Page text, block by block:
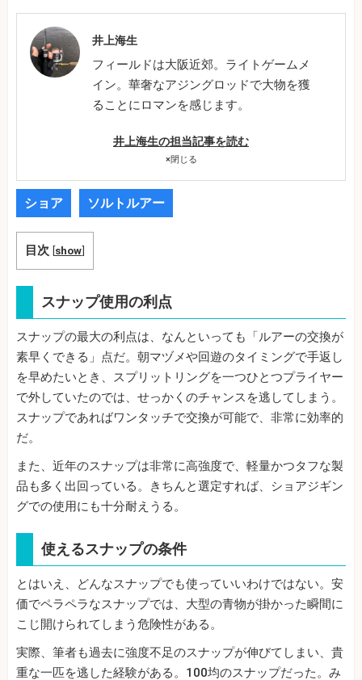
井上海生
フィールドは大阪近郊。ライトゲームメ
イン。華奢なアジングロッドで大物を獲
ることにロマンを感じます。
井上海生の担当記事を読む
×閉じる
ショア ソルトルアー
目次 [show]
スナップ使用の利点
スナップの最大の利点は、なんといっても「ルアーの交換が
素早くできる」点だ。朝マヅメや回遊のタイミングで手返し
を早めたいとき、スプリットリングを一つひとつプライヤー
で外していたのでは、せっかくのチャンスを逃してしまう。
スナップであればワンタッチで交換が可能で、非常に効率的
だ。
また、近年のスナップは非常に高強度で、軽量かつタフな製
品も多く出回っている。きちんと選定すれば、ショアジギン
グでの使用にも十分耐えうる。
使えるスナップの条件
とはいえ、どんなスナップでも使っていいわけではない。安
価でペラペラなスナップでは、大型の青物が掛かった瞬間に
こじ開けられてしまう危険性がある。
実際、筆者も過去に強度不足のスナップが伸びてしまい、貴
重な一匹を逃した経験がある。100均のスナップだった。み